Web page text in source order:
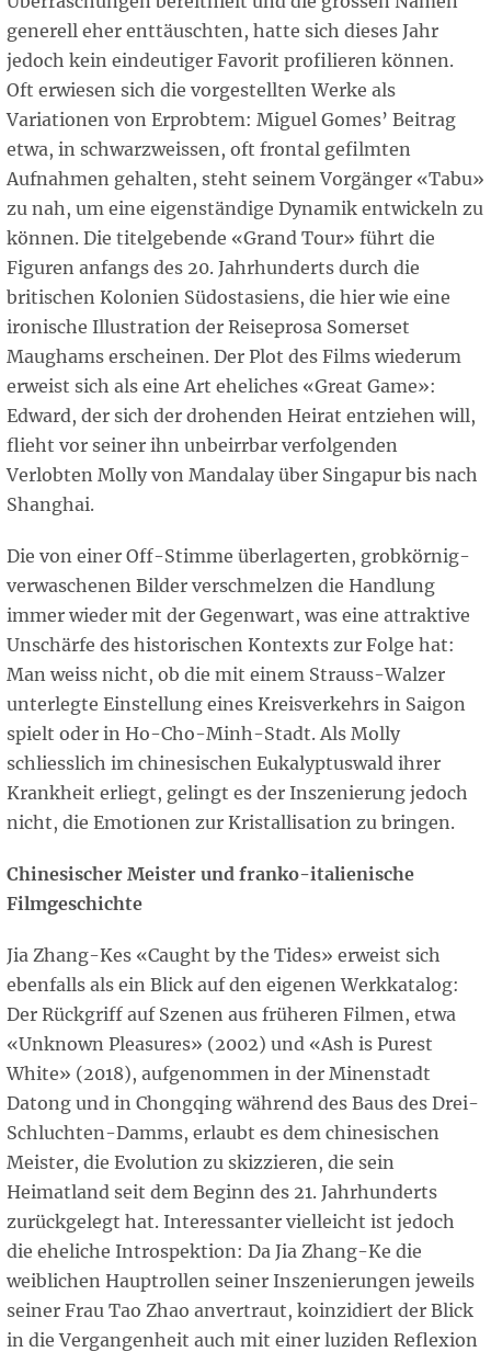
generell eher enttäuschten, hatte sich dieses Jahr
jedoch kein eindeutiger Favorit profilieren können.
Oft erwiesen sich die vorgestellten Werke als
Variationen von Erprobtem: Miguel Gomes’ Beitrag
etwa, in schwarzweissen, oft frontal gefilmten
Aufnahmen gehalten, steht seinem Vorgänger «Tabu»
zu nah, um eine eigenständige Dynamik entwickeln zu
können. Die titelgebende «Grand Tour» führt die
Figuren anfangs des 20. Jahrhunderts durch die
britischen Kolonien Südostasiens, die hier wie eine
ironische Illustration der Reiseprosa Somerset
Maughams erscheinen. Der Plot des Films wiederum
erweist sich als eine Art eheliches «Great Game»:
Edward, der sich der drohenden Heirat entziehen will,
flieht vor seiner ihn unbeirrbar verfolgenden
Verlobten Molly von Mandalay über Singapur bis nach
Shanghai.
Die von einer Off-Stimme überlagerten, grobkörnig-
verwaschenen Bilder verschmelzen die Handlung
immer wieder mit der Gegenwart, was eine attraktive
Unschärfe des historischen Kontexts zur Folge hat:
Man weiss nicht, ob die mit einem Strauss-Walzer
unterlegte Einstellung eines Kreisverkehrs in Saigon
spielt oder in Ho-Cho-Minh-Stadt. Als Molly
schliesslich im chinesischen Eukalyptuswald ihrer
Krankheit erliegt, gelingt es der Inszenierung jedoch
nicht, die Emotionen zur Kristallisation zu bringen.
Chinesischer Meister und franko-italienische
Filmgeschichte
Jia Zhang-Kes «Caught by the Tides» erweist sich
ebenfalls als ein Blick auf den eigenen Werkkatalog:
Der Rückgriff auf Szenen aus früheren Filmen, etwa
«Unknown Pleasures» (2002) und «Ash is Purest
White» (2018), aufgenommen in der Minenstadt
Datong und in Chongqing während des Baus des Drei-
Schluchten-Damms, erlaubt es dem chinesischen
Meister, die Evolution zu skizzieren, die sein
Heimatland seit dem Beginn des 21. Jahrhunderts
zurückgelegt hat. Interessanter vielleicht ist jedoch
die eheliche Introspektion: Da Jia Zhang-Ke die
weiblichen Hauptrollen seiner Inszenierungen jeweils
seiner Frau Tao Zhao anvertraut, koinzidiert der Blick
in die Vergangenheit auch mit einer luziden Reflexion